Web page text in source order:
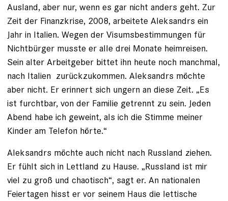
Ausland, aber nur, wenn es gar nicht anders geht. Zur
Zeit der ­Finanzkrise, 2008, arbeitete Aleksandrs ein
Jahr in Italien. ­Wegen der Visumsbestimmungen für
Nichtbürger musste er alle drei Monate heimreisen.
Sein alter Arbeitgeber bittet ihn heute noch manchmal,
nach Italien zurückzukommen. Aleksandrs möchte
aber nicht. Er erinnert sich ungern an diese Zeit. „Es
ist furchtbar, von der Familie getrennt zu sein. Jeden
Abend habe ich geweint, als ich die Stimme meiner
Kinder am Telefon hörte.“
Aleksandrs möchte auch nicht nach Russland ziehen.
Er fühlt sich in Lettland zu Hause. „Russland ist mir
viel zu groß und ­chaotisch“, sagt er. An nationalen
Feiertagen hisst er vor seinem Haus die lettische